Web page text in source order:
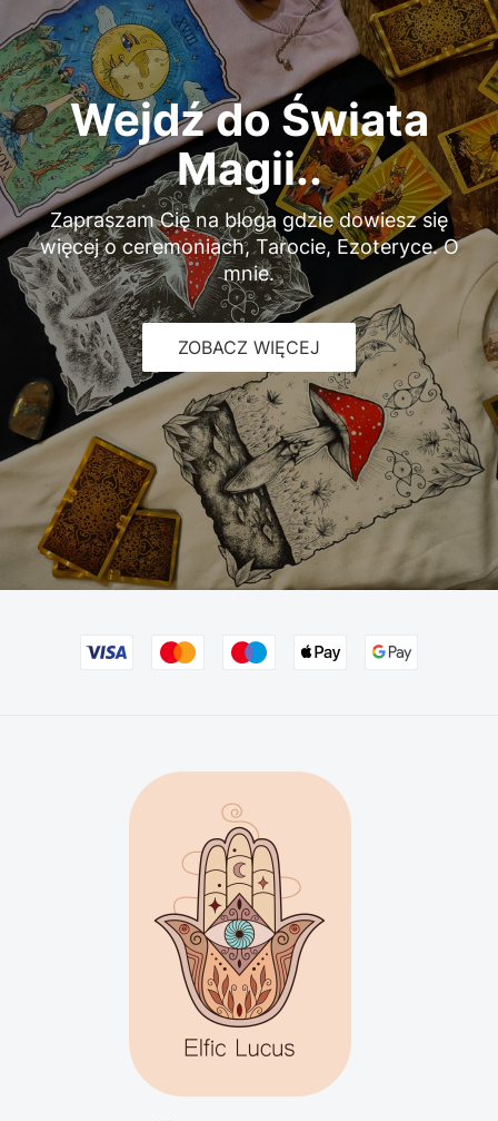
Wejdź do Świata
Magii..
Zapraszam Cię na bloga gdzie dowiesz się
więcej o ceremoniach, Tarocie, Ezoteryce. O
mnie.
ZOBACZ WIĘCEJ